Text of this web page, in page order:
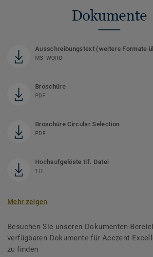
Dokumente
Ausschreibungstext (weitere Formate
MS_WORD
Broschüre
PDF
Broschüre Circular Selection
PDF
Hochaufgelöste tif. Datei
TIF
Mehr zeigen
Besuchen Sie unseren Dokumenten-
verfügbaren Dokumente für Acczent
zu finden